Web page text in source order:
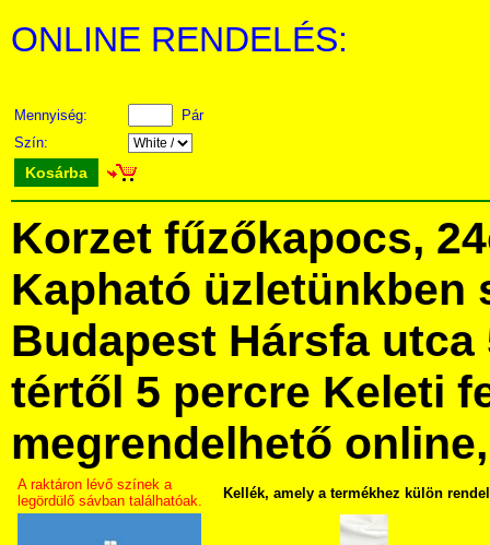
ONLINE RENDELÉS:
Mennyiség:
Pár
Szín:
Kosárba
Korzet fűzőkapocs,
Kapható üzletünkben
Budapest Hársfa utca
tértől 5 percre Keleti
megrendelhető
A raktáron lévő színek a
legördülő sávban találhatóak.
Kellék, amely a termékhez külön